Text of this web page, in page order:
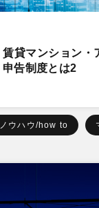
賃貸マンション
申告制度とは2
ノウハウ/how to